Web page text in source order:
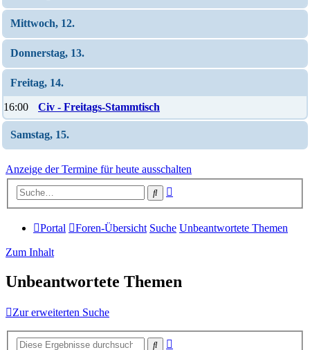
Mittwoch, 12.
Donnerstag, 13.
Freitag, 14.
16:00 Civ - Freitags-Stammtisch
Samstag, 15.
Anzeige der Termine für heute ausschalten
Suche
Portal Foren-Übersicht Suche Unbeantwortete Themen
Zum Inhalt
Unbeantwortete Themen
Zur erweiterten Suche
Suche